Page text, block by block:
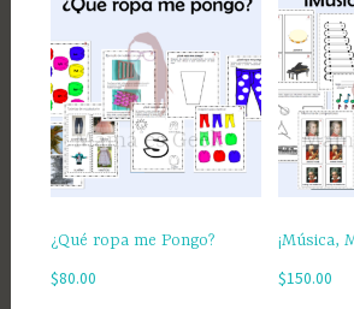
¿Qué ropa me Pongo?
$80.00
¡Música,
$150.00